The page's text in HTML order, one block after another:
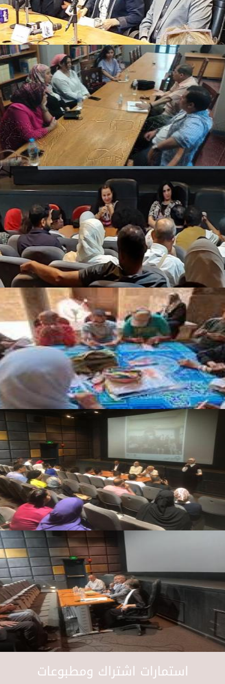
استمارات اشتراك ومطبوعات